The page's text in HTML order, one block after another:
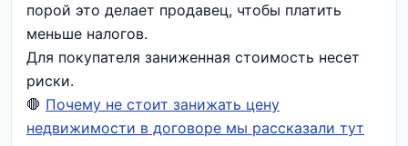
порой это делает продавец, чтобы платить
меньше налогов.
Для покупателя заниженная стоимость несет
риски.
🛑 Почему не стоит занижать цену
недвижимости в договоре мы рассказали тут